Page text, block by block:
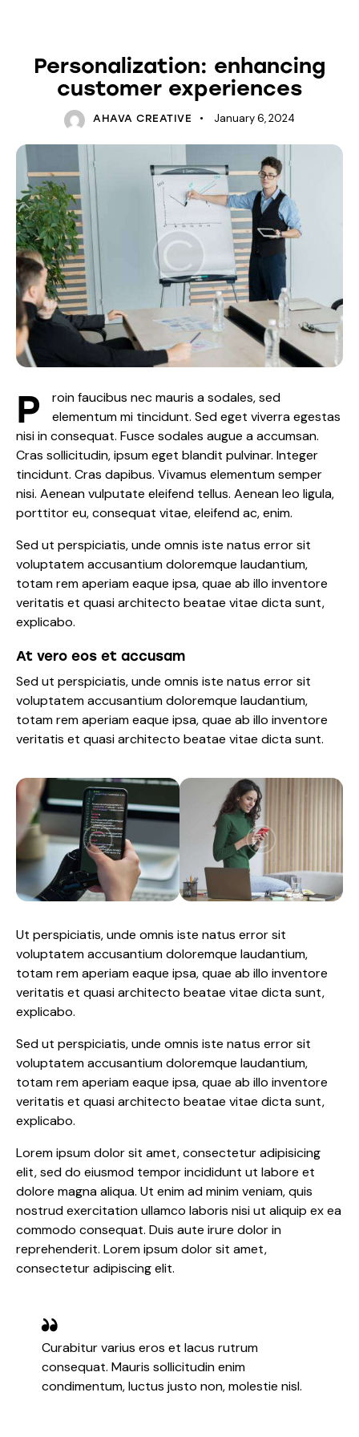
Personalization: enhancing
customer experiences
AHAVA CREATIVE January 6, 2024
P
roin faucibus nec mauris a sodales, sed
elementum mi tincidunt. Sed eget viverra egestas
nisi in consequat. Fusce sodales augue a accumsan.
Cras sollicitudin, ipsum eget blandit pulvinar. Integer
tincidunt. Cras dapibus. Vivamus elementum semper
nisi. Aenean vulputate eleifend tellus. Aenean leo ligula,
porttitor eu, consequat vitae, eleifend ac, enim.
Sed ut perspiciatis, unde omnis iste natus error sit
voluptatem accusantium doloremque laudantium,
totam rem aperiam eaque ipsa, quae ab illo inventore
veritatis et quasi architecto beatae vitae dicta sunt,
explicabo.
At vero eos et accusam
Sed ut perspiciatis, unde omnis iste natus error sit
voluptatem accusantium doloremque laudantium,
totam rem aperiam eaque ipsa, quae ab illo inventore
veritatis et quasi architecto beatae vitae dicta sunt.
Ut perspiciatis, unde omnis iste natus error sit
voluptatem accusantium doloremque laudantium,
totam rem aperiam eaque ipsa, quae ab illo inventore
veritatis et quasi architecto beatae vitae dicta sunt,
explicabo.
Sed ut perspiciatis, unde omnis iste natus error sit
voluptatem accusantium doloremque laudantium,
totam rem aperiam eaque ipsa, quae ab illo inventore
veritatis et quasi architecto beatae vitae dicta sunt,
explicabo.
Lorem ipsum dolor sit amet, consectetur adipisicing
elit, sed do eiusmod tempor incididunt ut labore et
dolore magna aliqua. Ut enim ad minim veniam, quis
nostrud exercitation ullamco laboris nisi ut aliquip ex ea
commodo consequat. Duis aute irure dolor in
reprehenderit. Lorem ipsum dolor sit amet,
consectetur adipiscing elit.
Curabitur varius eros et lacus rutrum
consequat. Mauris sollicitudin enim
condimentum, luctus justo non, molestie nisl.